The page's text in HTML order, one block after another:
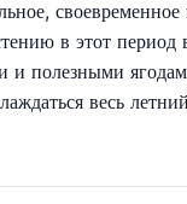
в этот период
и полезными
весь